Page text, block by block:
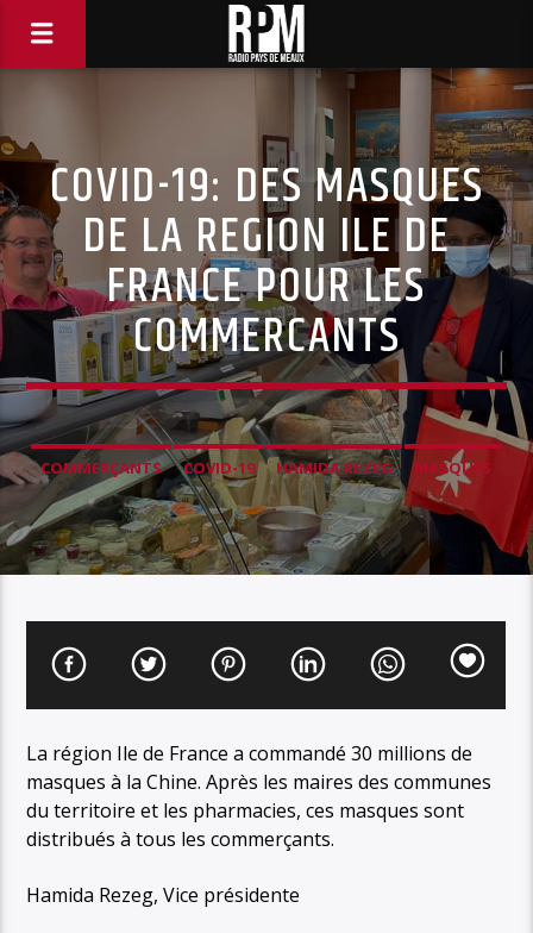
COVID-19: DES MASQUES
DE LA REGION ILE DE
FRANCE POUR LES
COMMERCANTS
COMMERÇANTS COVID-19 HAMIDA REZEG
MASQUES
MEAUX
RÉGION ILE DE FRANCE SOLIDARITÉ
La région Ile de France a commandé 30 millions de
masques à la Chine. Après les maires des communes
du territoire et les pharmacies, ces masques sont
distribués à tous les commerçants.
Hamida Rezeg, Vice présidente